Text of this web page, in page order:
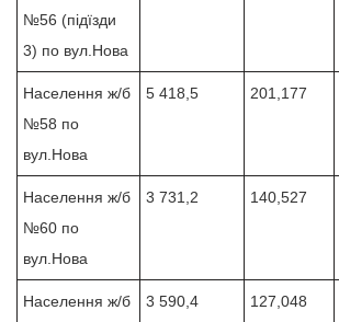
№56 (підїзди
3) по вул.Нова
Населення ж/б
№58 по
вул.Нова
5 418,5 201,177
Населення ж/б
№60 по
вул.Нова
3 731,2 140,527
Населення ж/б
3 590,4 127,048